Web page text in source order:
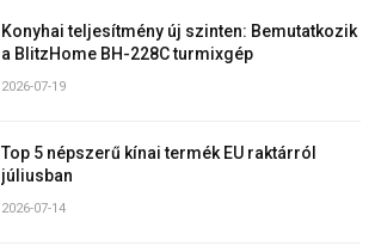
Konyhai teljesítmény új szinten: Bemutatkozik
a BlitzHome BH-228C turmixgép
2026-07-19
Top 5 népszerű kínai termék EU raktárról
júliusban
2026-07-14